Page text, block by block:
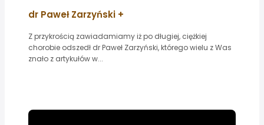
dr Paweł Zarzyński +
Z przykrością zawiadamiamy iż po długiej, ciężkiej
chorobie odszedł dr Paweł Zarzyński, którego wielu z Was
znało z artykułów w...